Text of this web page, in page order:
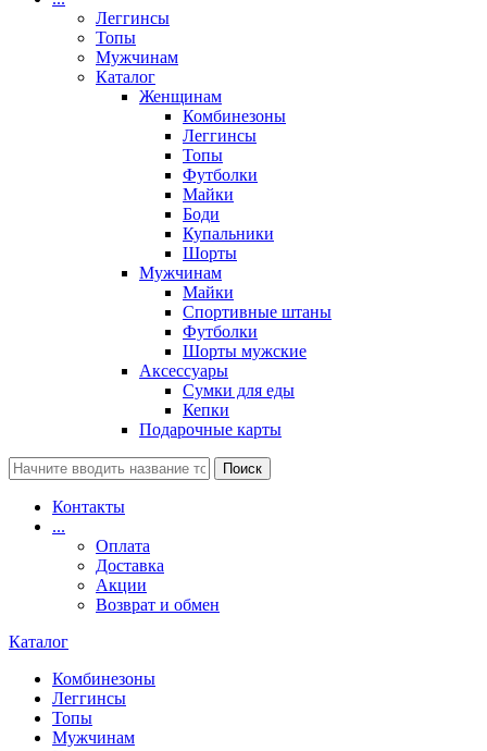
Леггинсы
Топы
Мужчинам
Каталог
Женщинам
Комбинезоны
Леггинсы
Топы
Футболки
Майки
Боди
Купальники
Шорты
Мужчинам
Майки
Спортивные штаны
Футболки
Шорты мужские
Аксессуары
Сумки для еды
Кепки
Подарочные карты
Поиск
Контакты
...
Оплата
Доставка
Акции
Возврат и обмен
Каталог
Комбинезоны
Леггинсы
Топы
Мужчинам